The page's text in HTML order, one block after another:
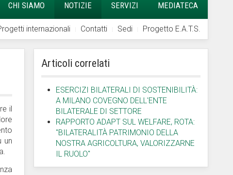
CHI SIAMO NOTIZIE SERVIZI MEDIATECA
internazionali Contatti Sedi Progetto E.A.T.S.
il
un
Articoli correlati
ESERCIZI BILATERALI DI SOSTENIBILITÀ:
A MILANO COVEGNO DELL'ENTE
BILATERALE DI SETTORE
RAPPORTO ADAPT SUL WELFARE, ROTA:
"BILATERALITÀ PATRIMONIO DELLA
NOSTRA AGRICOLTURA, VALORIZZARNE
IL RUOLO"